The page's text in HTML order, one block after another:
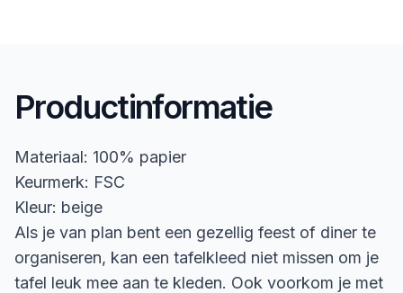
Productinformatie
Materiaal: 100% papier
Keurmerk: FSC
Kleur: beige
Als je van plan bent een gezellig feest of diner te
organiseren, kan een tafelkleed niet missen om je
tafel leuk mee aan te kleden. Ook voorkom je met